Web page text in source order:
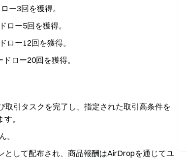
ー3回を獲得。
ロー5回を獲得。
ロー12回を獲得。
ロー20回を獲得。
引タスクを完了し、指定された取引高条件を
。
。
として配布され、商品報酬はAirDropを通じてユ